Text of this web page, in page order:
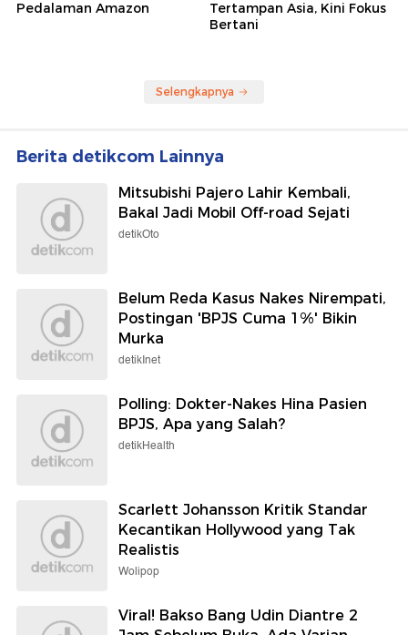
Pedalaman Amazon
Tertampan Asia, Kini Fokus
Bertani
Selengkapnya
Berita detikcom Lainnya
Mitsubishi Pajero Lahir Kembali,
Bakal Jadi Mobil Off-road Sejati
detikOto
Belum Reda Kasus Nakes Nirempati,
Postingan 'BPJS Cuma 1%' Bikin
Murka
detikInet
Polling: Dokter-Nakes Hina Pasien
BPJS, Apa yang Salah?
detikHealth
Scarlett Johansson Kritik Standar
Kecantikan Hollywood yang Tak
Realistis
Wolipop
Viral! Bakso Bang Udin Diantre 2